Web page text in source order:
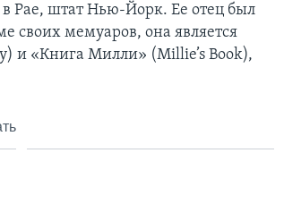
Рае, штат Нью-Йорк. Ее отец был
своих мемуаров, она является
и «Книга Милли» (Millie’s Book),